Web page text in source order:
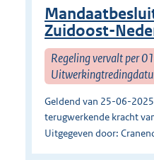
Zuidoost-
Regeling vervalt per
Geldend van 25-06-
terugwerkende kracht
Uitgegeven door: